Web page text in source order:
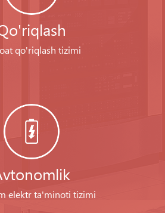
qo'riqlash tizimi
elektr ta'minoti tizimi